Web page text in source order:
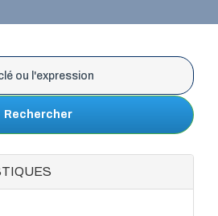
Rechercher